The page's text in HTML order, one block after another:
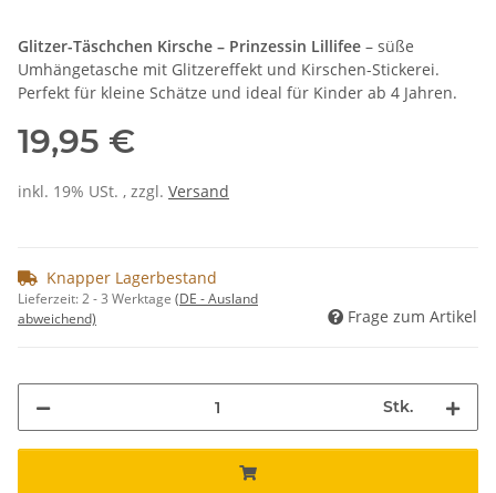
Glitzer-Täschchen Kirsche – Prinzessin Lillifee – süße
Umhängetasche mit Glitzereffekt und Kirschen-Stickerei.
Perfekt für kleine Schätze und ideal für Kinder ab 4 Jahren.
19,95 €
inkl. 19% USt. , zzgl. Versand
Knapper Lagerbestand
Lieferzeit:2 - 3 Werktage (DE - Ausland
abweichend)
Frage zum Artikel
Stk.